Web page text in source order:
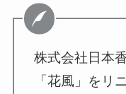
株式会社日本
「花風」をリ